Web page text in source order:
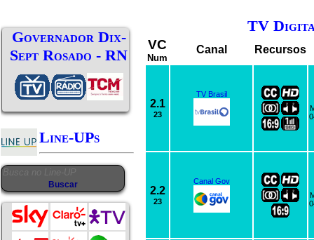
Governador Dix-
Sept Rosado - RN
Line-UPs
TV
VC
Num
Canal Recursos
2.1
23
TV Brasil
2.2
23
Canal Gov